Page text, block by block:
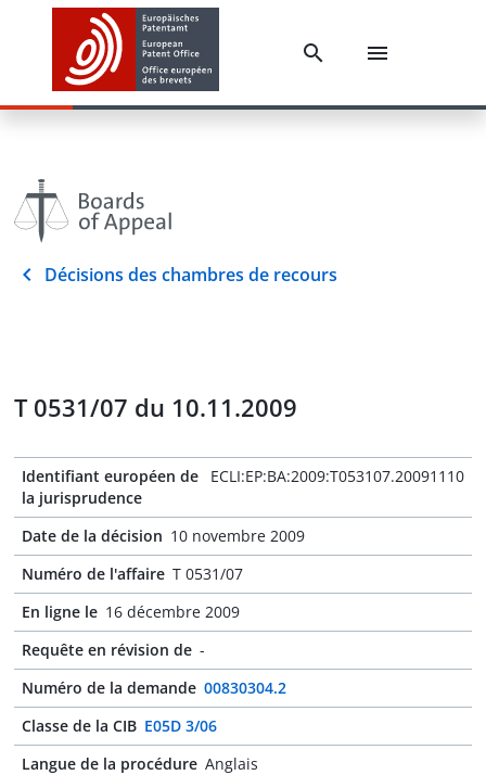
Décisions des chambres de recours
T 0531/07 du 10.11.2009
Identifiant européen de
la jurisprudence
ECLI:EP:BA:2009:T053107.20091110
Date de la décision 10 novembre 2009
Numéro de l'affaire T 0531/07
En ligne le 16 décembre 2009
Requête en révision de -
Numéro de la demande 00830304.2
Classe de la CIB E05D 3/06
Langue de la procédure Anglais